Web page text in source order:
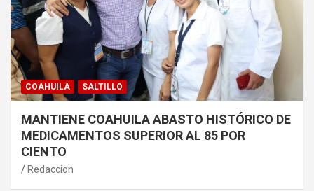
COAHUILA SALTILLO
MANTIENE COAHUILA ABASTO HISTÓRICO DE
MEDICAMENTOS SUPERIOR AL 85 POR
CIENTO
Redaccion